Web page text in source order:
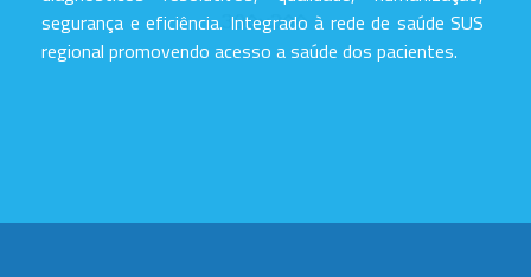
segurança e eficiência. Integrado à rede de saúde SUS
regional promovendo acesso a saúde dos pacientes.